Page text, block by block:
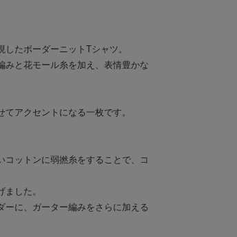
たボーダーニットTシャツ。
みと花モール糸を加え、表情豊かな
アクセントになる一枚です。
コットンに弱撚糸をすることで、コ
した。
ーに、ガーター編みをさらに加える